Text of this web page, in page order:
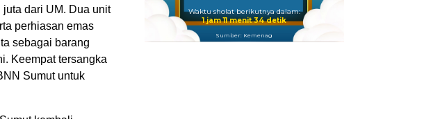
dari UM. Dua unit
perhiasan emas
sebagai barang
Keempat tersangka
Sumut untuk
Waktu sholat berikutnya dalam:
1 jam 11 menit 33 detik
Sumber: Kemenag